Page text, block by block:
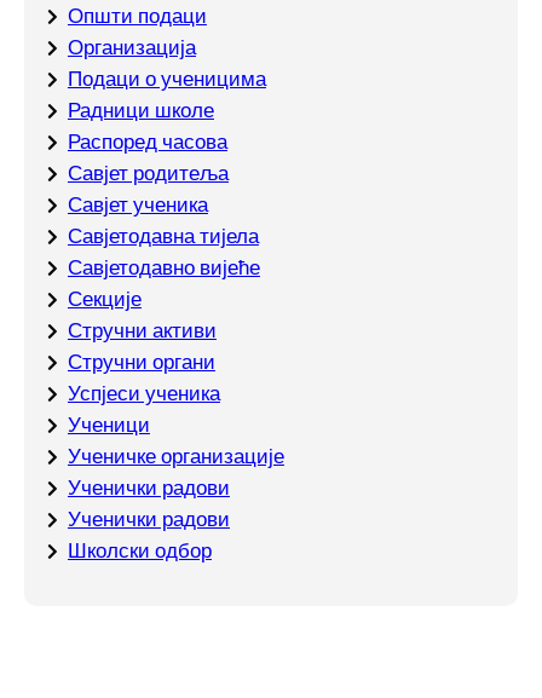
Општи подаци
Организација
Подаци о ученицима
Радници школе
Распоред часова
Савјет родитеља
Савјет ученика
Савјетодавна тијела
Савјетодавно вијеће
Секције
Стручни активи
Стручни органи
Успјеси ученика
Ученици
Ученичке организације
Ученички радови
Ученички радови
Школски одбор